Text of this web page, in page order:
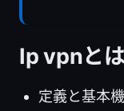
Ip vpnと
定義と基本